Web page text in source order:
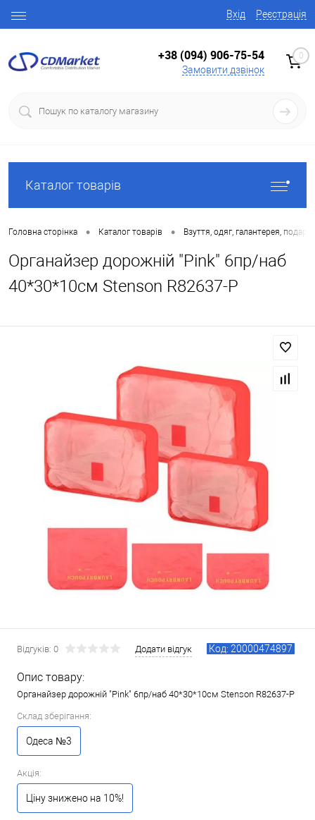
Вхід Реєстрація
+38 (094) 906-75-54
Замовити дзвінок
0
Каталог товарів
Головна сторінка • Каталог товарів • Взуття, одяг, галантерея,
Органайзер дорожній "Pink" 6пр/наб
40*30*10см Stenson R82637-P
Відгуків: 0 Додати відгук Код: 20000474897
Опис товару:
Органайзер дорожній "Pink" 6пр/наб 40*30*10см Stenson R82637-P
Склад зберігання:
Одеса №3
Акція:
Ціну знижено на 10%!